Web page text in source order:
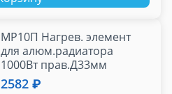
МР10П Нагрев. элемент
для алюм.радиатора
1000Вт прав.Д33мм
2582 ₽